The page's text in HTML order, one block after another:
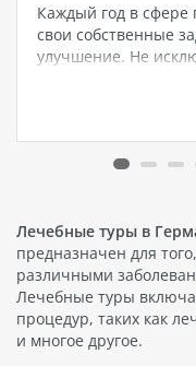
Каждый год в сфере
свои собственные
улучшение. Не
Реновация в…
Лечебные туры в
предназначен для
различными
Лечебные туры
процедур, таких как
и многое другое.